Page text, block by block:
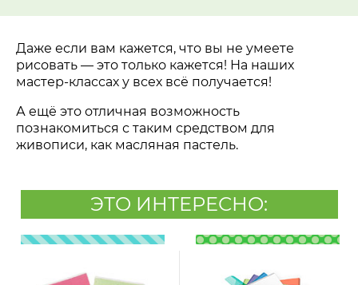
Даже если вам кажется, что вы не умеете
рисовать — это только кажется! На наших
мастер-классах у всех всё получается!
А ещё это отличная возможность
познакомиться с таким средством для
живописи, как масляная пастель.
ЭТО ИНТЕРЕСНО: